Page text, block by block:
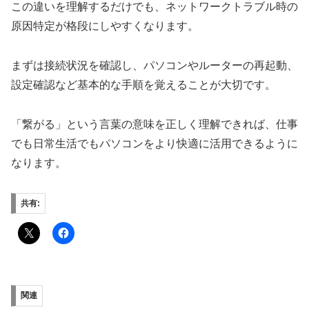
この違いを理解するだけでも、ネットワークトラブル時の
原因特定が格段にしやすくなります。
まずは接続状況を確認し、パソコンやルーターの再起動、
設定確認など基本的な手順を覚えることが大切です。
「繋がる」という言葉の意味を正しく理解できれば、仕事
でも日常生活でもパソコンをより快適に活用できるように
なります。
共有:
関連